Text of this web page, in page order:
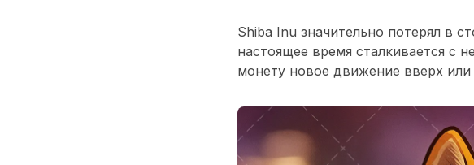
Shiba Inu значительно потерял в
настоящее время сталкивается с
монету новое движение вверх